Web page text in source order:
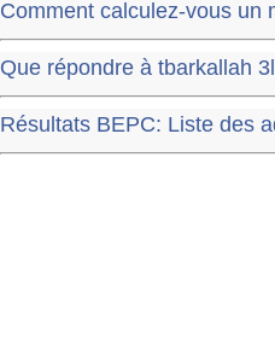
Comment calculez-vous un
Que répondre à tbarkallah
Résultats BEPC: Liste des